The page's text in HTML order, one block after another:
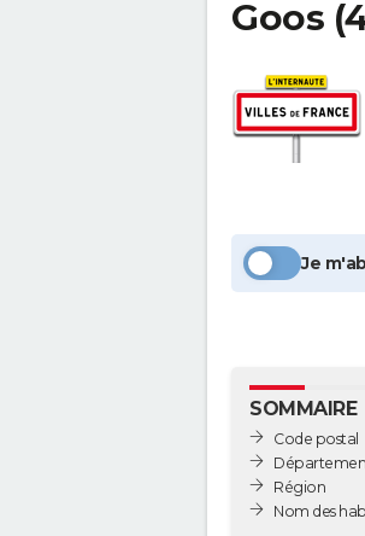
Goos
Je
SOMMAIRE
Code postal
Région
Nom des